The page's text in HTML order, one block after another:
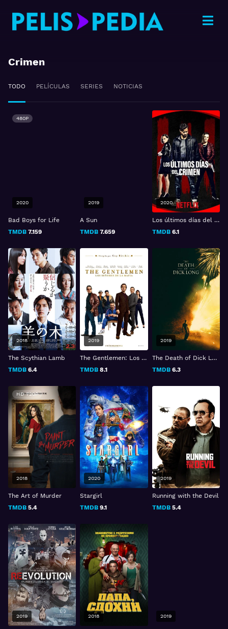
Crimen
TODO PELÍCULAS SERIES NOTICIAS
Bad Boys for Life
TMDB 7.159
480P
2020
A Sun
TMDB 7.659
2019
Los últimos días del crimen
TMDB6.1
2020
The Scythian Lamb
TMDB 6.4
2018
The Gentlemen: Los señores de la mafia
TMDB 8.1
2019
The Death of Dick Long
TMDB6.3
2019
The Art of Murder
TMDB 5.4
HD 720P
2018
Stargirl
TMDB 9.1
2020
Running with the Devil
TMDB5.4
2019
2019 2018 2019